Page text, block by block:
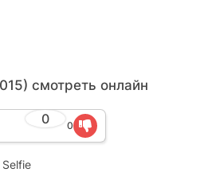
смотреть онлайн
0 0